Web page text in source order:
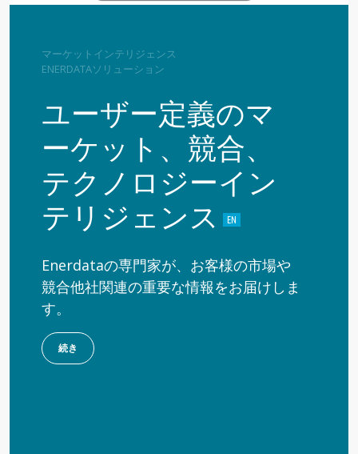
マーケットインテリジェンス
ENERDATAソリューション
ユーザー定義のマ
ーケット、競合、
テクノロジーイン
テリジェンス
Enerdataの専門家が、お客様の市場や
競合他社関連の重要な情報をお届けしま
す。
続き